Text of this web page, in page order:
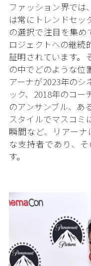
ファッション界では
は常にトレンドセッ
の選択で注目を集め
ロジェクトへの継続
証明されています。
の中でどのような位
アーナが2023年の
ック、2018年のコ
のアンサンブル、あ
スタイルでマスコミ
瞬間など、リアー
な支持者であり、
す。